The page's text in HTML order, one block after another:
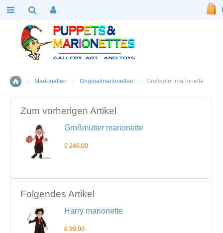
Home
:: Marionetten :: Originalmarionetten :: Großvater marionette
Zum vorherigen Artikel
Großmutter marionette
€ 246.00
Folgendes Artikel
Harry marionette
€ 99.00